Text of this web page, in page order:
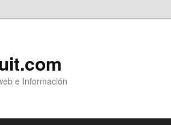
e Información